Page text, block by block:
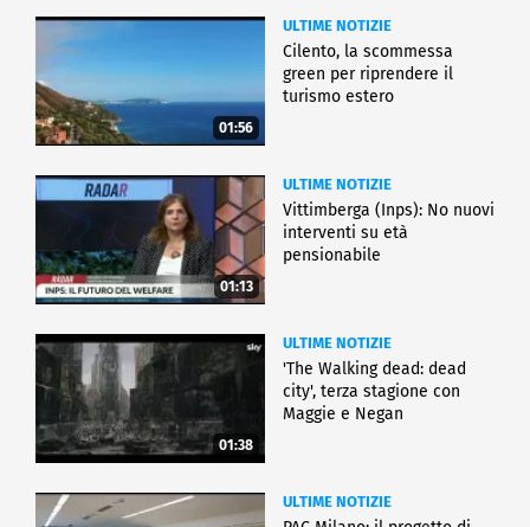
01:56
ULTIME NOTIZIE
Cilento, la scommessa
green per riprendere il
turismo estero
01:13
ULTIME NOTIZIE
Vittimberga (Inps): No nuovi
interventi su età
pensionabile
01:38
ULTIME NOTIZIE
'The Walking dead: dead
city', terza stagione con
Maggie e Negan
ULTIME NOTIZIE